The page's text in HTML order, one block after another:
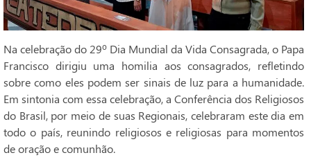
Na celebração do 29º Dia Mundial da Vida Consagrada, o Papa
Francisco dirigiu uma homilia aos consagrados, refletindo
sobre como eles podem ser sinais de luz para a humanidade.
Em sintonia com essa celebração, a Conferência dos Religiosos
do Brasil, por meio de suas Regionais, celebraram este dia em
todo o país, reunindo religiosos e religiosas para momentos
de oração e comunhão.